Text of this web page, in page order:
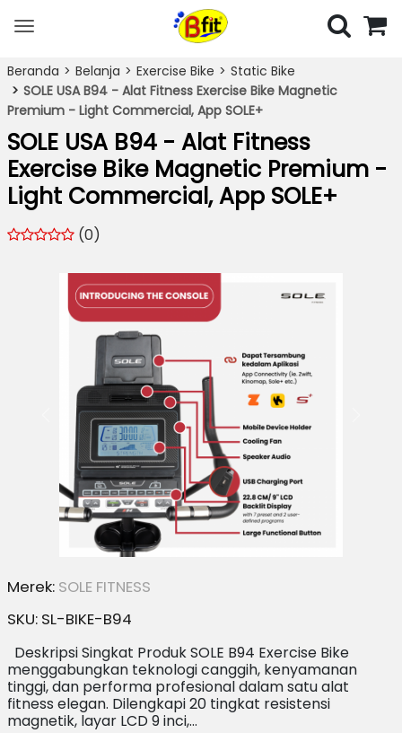
Toggle
Beranda
Belanja Exercise Bike
Static Bike
SOLE USA B94 - Alat Fitness Exercise Bike Magnetic
Premium - Light Commercial, App SOLE+
SOLE USA B94 - Alat Fitness
Exercise Bike Magnetic Premium -
Light Commercial, App SOLE+
(0)
Previous
Merek: SOLE FITNESS
SKU: SL-BIKE-B94
Deskripsi Singkat Produk SOLE B94 Exercise Bike
menggabungkan teknologi canggih, kenyamanan
tinggi, dan performa profesional dalam satu alat
fitness elegan. Dilengkapi 20 tingkat resistensi
magnetik, layar LCD 9 inci,…